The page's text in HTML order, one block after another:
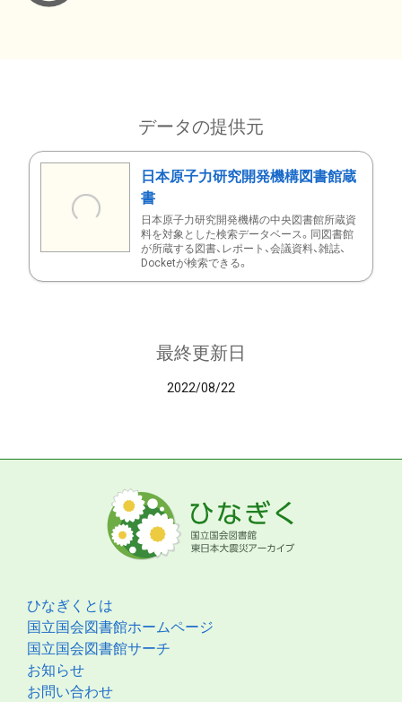
データの提供元
日本原子力研究開発機構図書館蔵
書
日本原子力研究開発機構の中央図書館所蔵資
料を対象とした検索データベース。同図書館
が所蔵する図書、レポート、会議資料、雑誌、
Docketが検索できる。
最終更新日
2022/08/22
ひなぎくとは
国立国会図書館ホームページ
国立国会図書館サーチ
お知らせ
お問い合わせ